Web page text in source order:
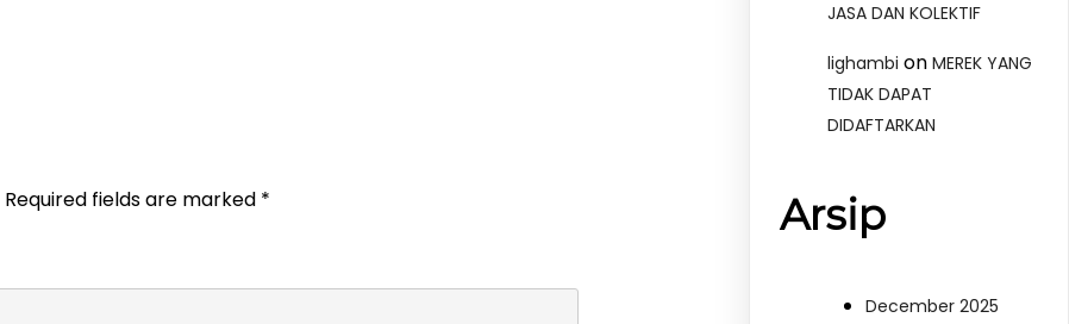
Required fields are marked *
JASA DAN KOLEKTIF
lighambi onMEREK YANG
TIDAK DAPAT
DIDAFTARKAN
Arsip
December 2025